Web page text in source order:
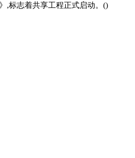
,标志着共享工程正式启动。()